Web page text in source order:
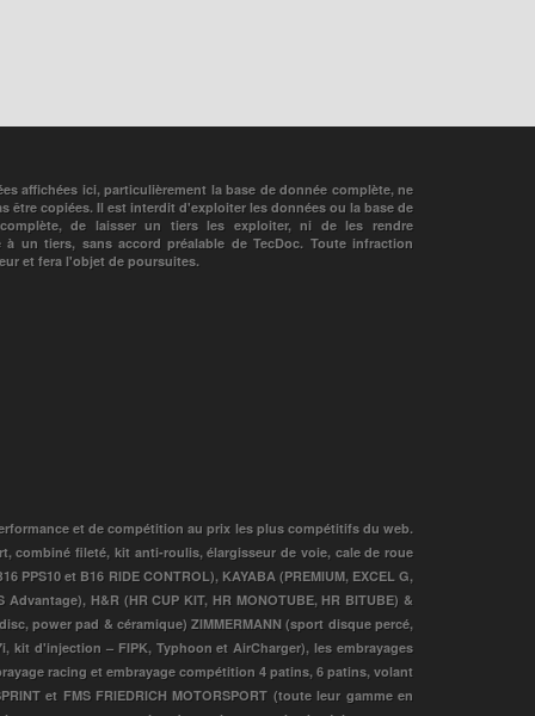
affichées ici, particulièrement la base de donnée complète, ne
être copiées. Il est interdit d'exploiter les données ou la base de
de laisser un tiers les exploiter, ni de les rendre
à un tiers, sans accord préalable de TecDoc. Toute infraction
et fera l'objet de poursuites.
et de compétition au prix les plus compétitifs du web.
combiné fileté, kit anti-roulis, élargisseur de voie, cale de roue
PPS10 et B16 RIDE CONTROL), KAYABA (PREMIUM, EXCEL G,
H&R (HR CUP KIT, HR MONOTUBE, HR BITUBE) &
power pad & céramique) ZIMMERMANN (sport disque percé,
d'injection – FIPK, Typhoon et AirCharger), les embrayages
racing et embrayage compétition 4 patins, 6 patins, volant
et FMS FRIEDRICH MOTORSPORT (toute leur gamme en